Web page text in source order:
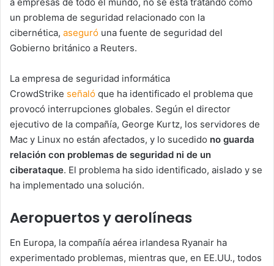
a empresas de todo el mundo, no se está tratando como
un problema de seguridad relacionado con la
cibernética, aseguró una fuente de seguridad del
Gobierno británico a Reuters.
La empresa de seguridad informática
CrowdStrike señaló que ha identificado el problema que
provocó interrupciones globales. Según el director
ejecutivo de la compañía, George Kurtz, los servidores de
Mac y Linux no están afectados, y lo sucedido no guarda
relación con problemas de seguridad ni de un
ciberataque. El problema ha sido identificado, aislado y se
ha implementado una solución.
Aeropuertos y aerolíneas
En Europa, la compañía aérea irlandesa Ryanair ha
experimentado problemas, mientras que, en EE.UU., todos